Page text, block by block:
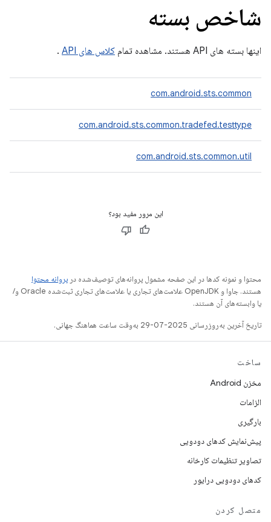
شاخص بسته
اینها بسته های API هستند. مشاهده تمام کلاس های API .
com.android.sts.common
com.android.sts.common.tradefed.testtype
com.android.sts.common.util
این مرور مفید بود؟
محتوا و نمونه کدها در این صفحه مشمول پروانه‌های توصیف‌شده در پروانه محتوا
هستند. جاوا و OpenJDK علامت‌های تجاری یا علامت‌های تجاری ثبت‌شده Oracle و/
یا وابسته‌های آن هستند.
تاریخ آخرین به‌روزرسانی 2025-07-29 به‌وقت ساعت هماهنگ جهانی.
ساخت
مخزن Android
الزامات
بارگیری
پیش‌نمایش کدهای دودویی
تصاویر تنظیمات کارخانه
کدهای دودویی درایور
متصل کردن